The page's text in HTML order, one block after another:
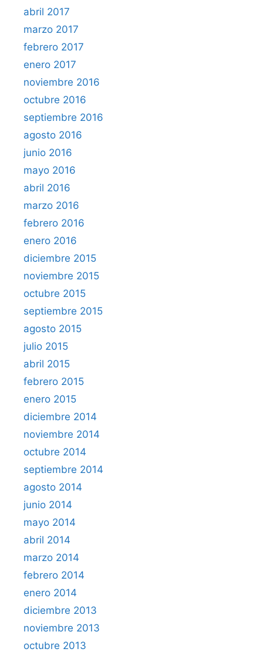
abril 2017
marzo 2017
febrero 2017
enero 2017
noviembre 2016
octubre 2016
septiembre 2016
agosto 2016
junio 2016
mayo 2016
abril 2016
marzo 2016
febrero 2016
enero 2016
diciembre 2015
noviembre 2015
octubre 2015
septiembre 2015
agosto 2015
julio 2015
abril 2015
febrero 2015
enero 2015
diciembre 2014
noviembre 2014
octubre 2014
septiembre 2014
agosto 2014
junio 2014
mayo 2014
abril 2014
marzo 2014
febrero 2014
enero 2014
diciembre 2013
noviembre 2013
octubre 2013